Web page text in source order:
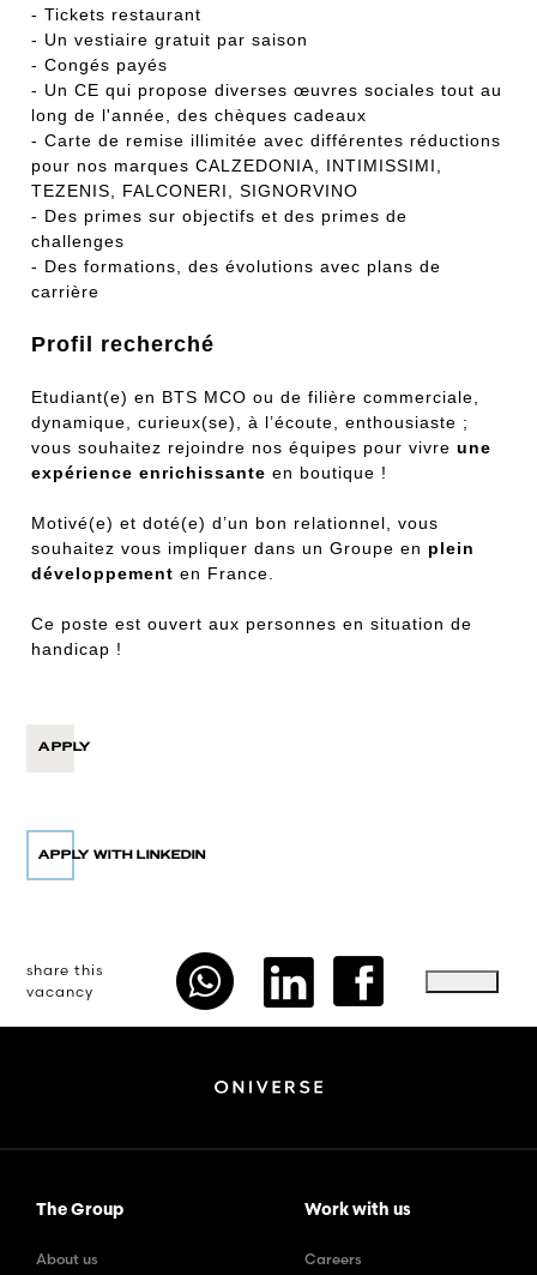
- Tickets restaurant
- Un vestiaire gratuit par saison
- Congés payés
- Un CE qui propose diverses œuvres sociales tout au
long de l'année, des chèques cadeaux
- Carte de remise illimitée avec différentes réductions
pour nos marques CALZEDONIA, INTIMISSIMI,
TEZENIS, FALCONERI, SIGNORVINO
- Des primes sur objectifs et des primes de
challenges
- Des formations, des évolutions avec plans de
carrière
Profil recherché
Etudiant(e) en BTS MCO ou de filière commerciale,
dynamique, curieux(se), à l’écoute, enthousiaste ;
vous souhaitez rejoindre nos équipes pour vivreune
expérience enrichissante en boutique !
Motivé(e) et doté(e) d’un bon relationnel, vous
souhaitez vous impliquer dans un Groupe en plein
développement en France.
Ce poste est ouvert aux personnes en situation de
handicap !
APPLY
share this
vacancy
The Group
About us
Work with us
Careers